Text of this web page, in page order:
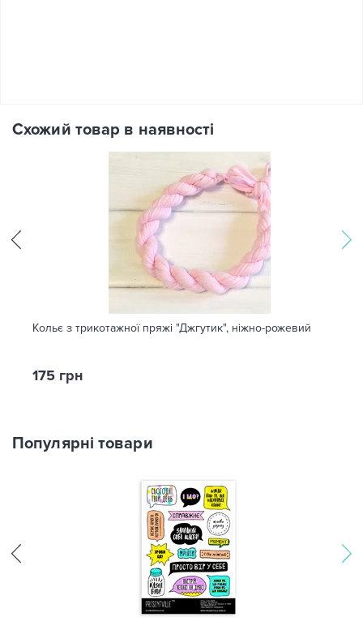
Схожий товар в наявності
Кольє з трикотажної пряжі "Джгутик", ніжно-рожевий
175 грн
Популярні товари